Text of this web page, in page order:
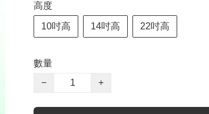
高度
10吋高 14吋高 22吋高
數量
−
+